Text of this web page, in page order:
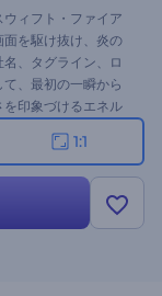
ィフト・ファイア
面を駆け抜け、炎の
、タグライン、ロ
、最初の一瞬から
印象づけるエネル
ぐ作成して、ブラ
1:1